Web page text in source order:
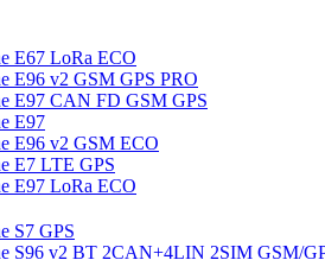
E67 LoRa ECO
E96 v2 GSM GPS PRO
E97 CAN FD GSM GPS
E97
E96 v2 GSM ECO
E7 LTE GPS
E97 LoRa ECO
S7 GPS
S96 v2 BT 2CAN+4LIN 2SIM GSM/